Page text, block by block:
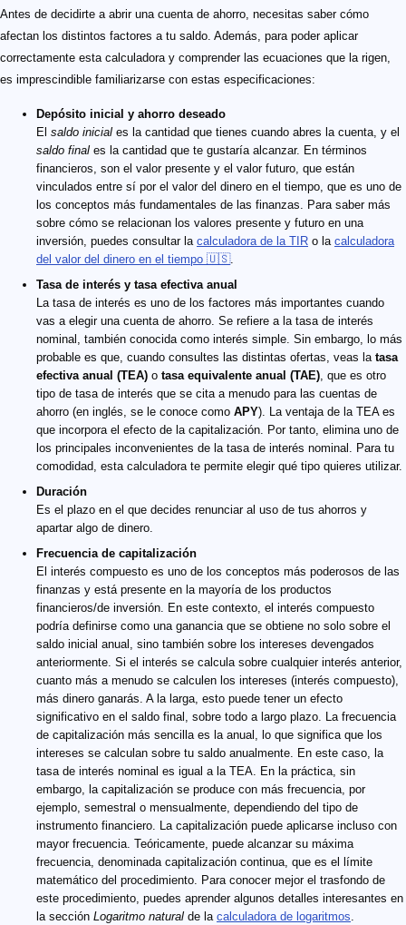
Antes de decidirte a abrir una cuenta de ahorro, necesitas saber cómo
afectan los distintos factores a tu saldo. Además, para poder aplicar
correctamente esta calculadora y comprender las ecuaciones que la rigen,
es imprescindible familiarizarse con estas especificaciones:
Depósito inicial y ahorro deseado
El saldo inicial es la cantidad que tienes cuando abres la cuenta, y el
saldo final es la cantidad que te gustaría alcanzar. En términos
financieros, son el valor presente y el valor futuro, que están
vinculados entre sí por el valor del dinero en el tiempo, que es uno de
los conceptos más fundamentales de las finanzas. Para saber más
sobre cómo se relacionan los valores presente y futuro en una
inversión, puedes consultar la calculadora de la TIR o la calculadora
del valor del dinero en el tiempo 🇺🇸.
Tasa de interés y tasa efectiva anual
La tasa de interés es uno de los factores más importantes cuando
vas a elegir una cuenta de ahorro. Se refiere a la tasa de interés
nominal, también conocida como interés simple. Sin embargo, lo más
probable es que, cuando consultes las distintas ofertas, veas la tasa
efectiva anual (TEA) o tasa equivalente anual (TAE), que es otro
tipo de tasa de interés que se cita a menudo para las cuentas de
ahorro (en inglés, se le conoce como APY). La ventaja de la TEA es
que incorpora el efecto de la capitalización. Por tanto, elimina uno de
los principales inconvenientes de la tasa de interés nominal. Para tu
comodidad, esta calculadora te permite elegir qué tipo quieres utilizar.
Duración
Es el plazo en el que decides renunciar al uso de tus ahorros y
apartar algo de dinero.
Frecuencia de capitalización
El interés compuesto es uno de los conceptos más poderosos de las
finanzas y está presente en la mayoría de los productos
financieros/de inversión. En este contexto, el interés compuesto
podría definirse como una ganancia que se obtiene no solo sobre el
saldo inicial anual, sino también sobre los intereses devengados
anteriormente. Si el interés se calcula sobre cualquier interés anterior,
cuanto más a menudo se calculen los intereses (interés compuesto),
más dinero ganarás. A la larga, esto puede tener un efecto
significativo en el saldo final, sobre todo a largo plazo. La frecuencia
de capitalización más sencilla es la anual, lo que significa que los
intereses se calculan sobre tu saldo anualmente. En este caso, la
tasa de interés nominal es igual a la TEA. En la práctica, sin
embargo, la capitalización se produce con más frecuencia, por
ejemplo, semestral o mensualmente, dependiendo del tipo de
instrumento financiero. La capitalización puede aplicarse incluso con
mayor frecuencia. Teóricamente, puede alcanzar su máxima
frecuencia, denominada capitalización continua, que es el límite
matemático del procedimiento. Para conocer mejor el trasfondo de
este procedimiento, puedes aprender algunos detalles interesantes en
la sección Logaritmo natural de la calculadora de logaritmos.